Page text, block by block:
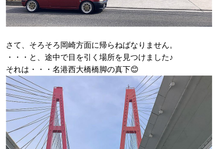
さて、そろそろ岡崎方面に帰らねばなりません。
・・・と、途中で目を引く場所を見つけました♪
それは・・・名港西大橋橋脚の真下😊